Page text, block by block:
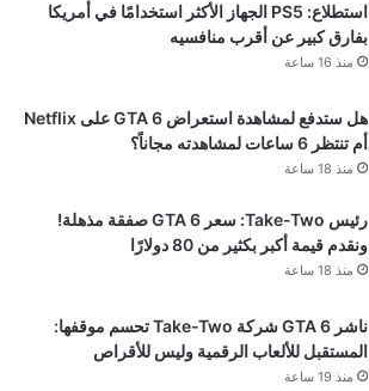
استطلاع: PS5 الجهاز الأكثر استخدامًا في أمريكا
بفارق كبير عن أقرب منافسيه
منذ 16 ساعة
هل ستدفع لمشاهدة استعراض GTA 6 على Netflix
أم تنتظر 6 ساعات لمشاهدته مجاناً؟
منذ 18 ساعة
رئيس Take-Two: سعر GTA 6 صفقة مذهلة!
ونقدم قيمة أكبر بكثير من 80 دولارًا
منذ 18 ساعة
ناشر GTA 6 شركة Take-Two تحسم موقفها:
المستقبل للألعاب الرقمية وليس للأقراص
منذ 19 ساعة